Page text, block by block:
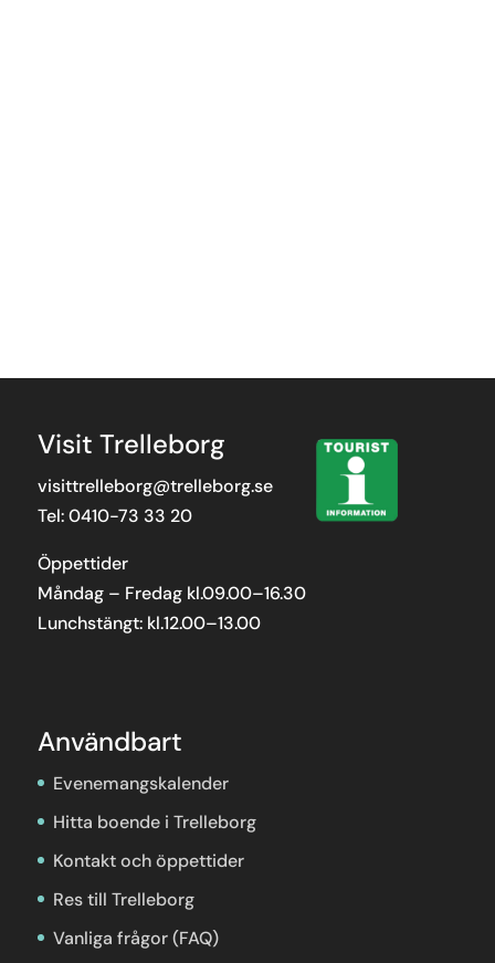
Visit Trelleborg
visittrelleborg@trelleborg.se
Tel: 0410-73 33 20
Öppettider
Måndag – Fredag kl.09.00–16.30
Lunchstängt: kl.12.00–13.00
Användbart
Evenemangskalender
Hitta boende i Trelleborg
Kontakt och öppettider
Res till Trelleborg
Vanliga frågor (FAQ)